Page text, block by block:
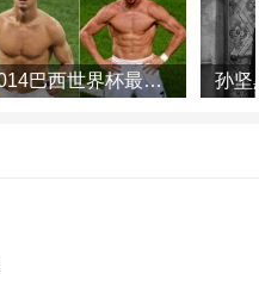
2014巴西世界杯最性感的肌肉男 孙坚